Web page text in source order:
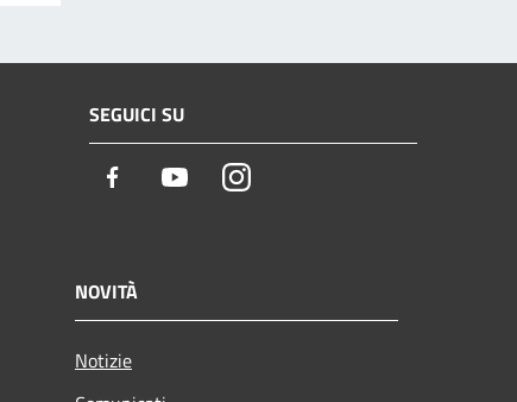
SEGUICI SU
Facebook YoutubeInstagram
NOVITÀ
Notizie